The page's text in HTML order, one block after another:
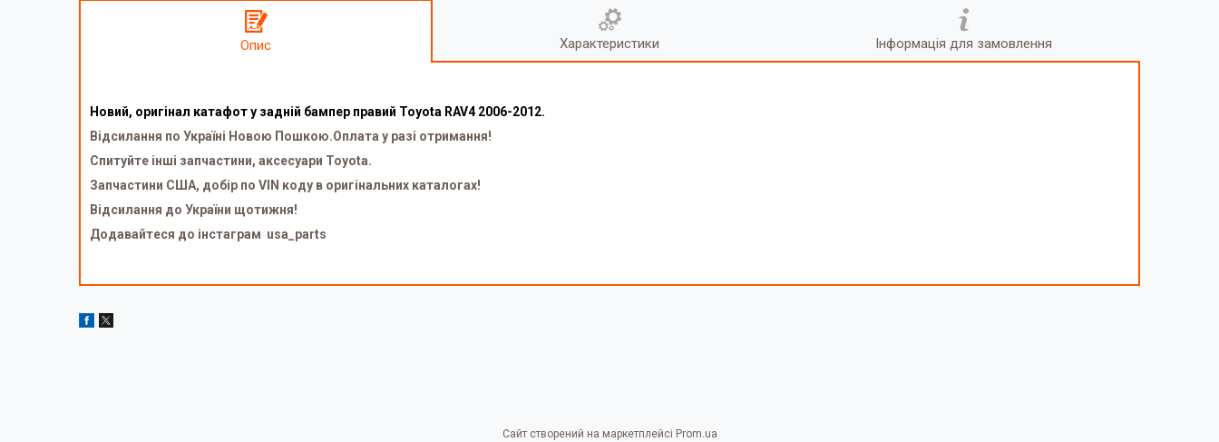
Опис Характеристики Інформація для замовлення
Новий, оригінал катафот у задній бампер правий Toyota RAV4 2006-2012.
Відсилання по Україні Новою Пошкою.Оплата у разі отримання!
Спитуйте інші запчастини, аксесуари Toyota.
Запчастини США, добір по VIN коду в оригінальних каталогах!
Відсилання до України щотижня!
Додавайтеся до інстаграм usa_parts
Сайт створений на маркетплейсі Prom.ua